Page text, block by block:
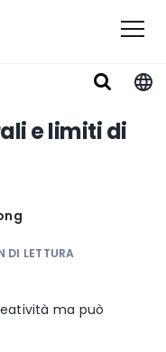
e limiti di
DI LETTURA
ma può